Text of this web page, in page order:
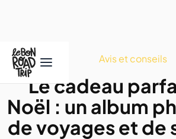
Avis et conseils
Le cadeau
Noël : un album
de voyages et de